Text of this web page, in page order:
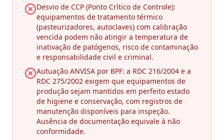
Desvio de CCP (Ponto Crítico de Controle):
equipamentos de tratamento térmico
(pasteurizadores, autoclaves) com calibração
vencida podem não atingir a temperatura de
inativação de patógenos, risco de contaminação
e responsabilidade civil e criminal.
Autuação ANVISA por BPF: a RDC 216/2004 e a
RDC 275/2002 exigem que equipamentos de
produção sejam mantidos em perfeito estado
de higiene e conservação, com registros de
manutenção disponíveis para inspeção.
Ausência de documentação equivale à não
conformidade.